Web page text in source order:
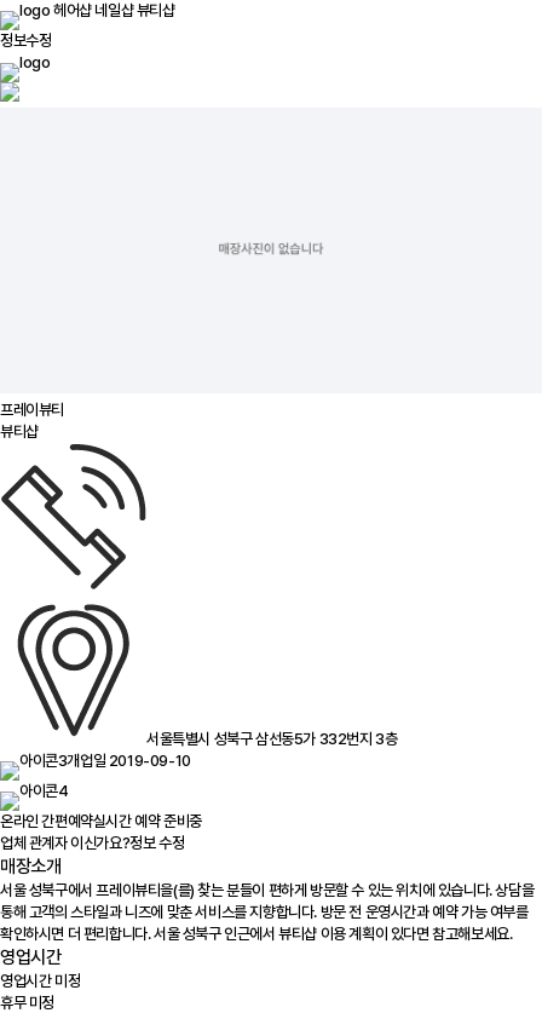
헤어샵 네일샵뷰티샵
정보수정
프레이뷰티
뷰티샵
서울특별시 성북구 삼선동5가 332번지 3층
개업일 2019-09-10
온라인 간편예약실시간 예약 준비중
업체 관계자 이신가요?정보 수정
매장소개
서울 성북구에서 프레이뷰티을(를) 찾는 분들이 편하게 방문할 수 있는 위치에 있습니다. 상담을
통해 고객의 스타일과 니즈에 맞춘 서비스를 지향합니다. 방문 전 운영시간과 예약 가능 여부를
확인하시면 더 편리합니다. 서울 성북구 인근에서 뷰티샵 이용 계획이 있다면 참고해보세요.
영업시간
영업시간 미정
휴무 미정